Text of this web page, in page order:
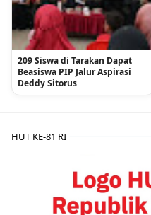
209 Siswa di Tarakan Dapat
Beasiswa PIP Jalur Aspirasi
Deddy Sitorus
HUT KE-81 RI